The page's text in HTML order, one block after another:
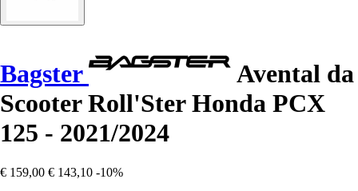
Bagster
Avental da
Scooter Roll'Ster Honda PCX
125 - 2021/2024
€ 159,00 € 143,10 -10%